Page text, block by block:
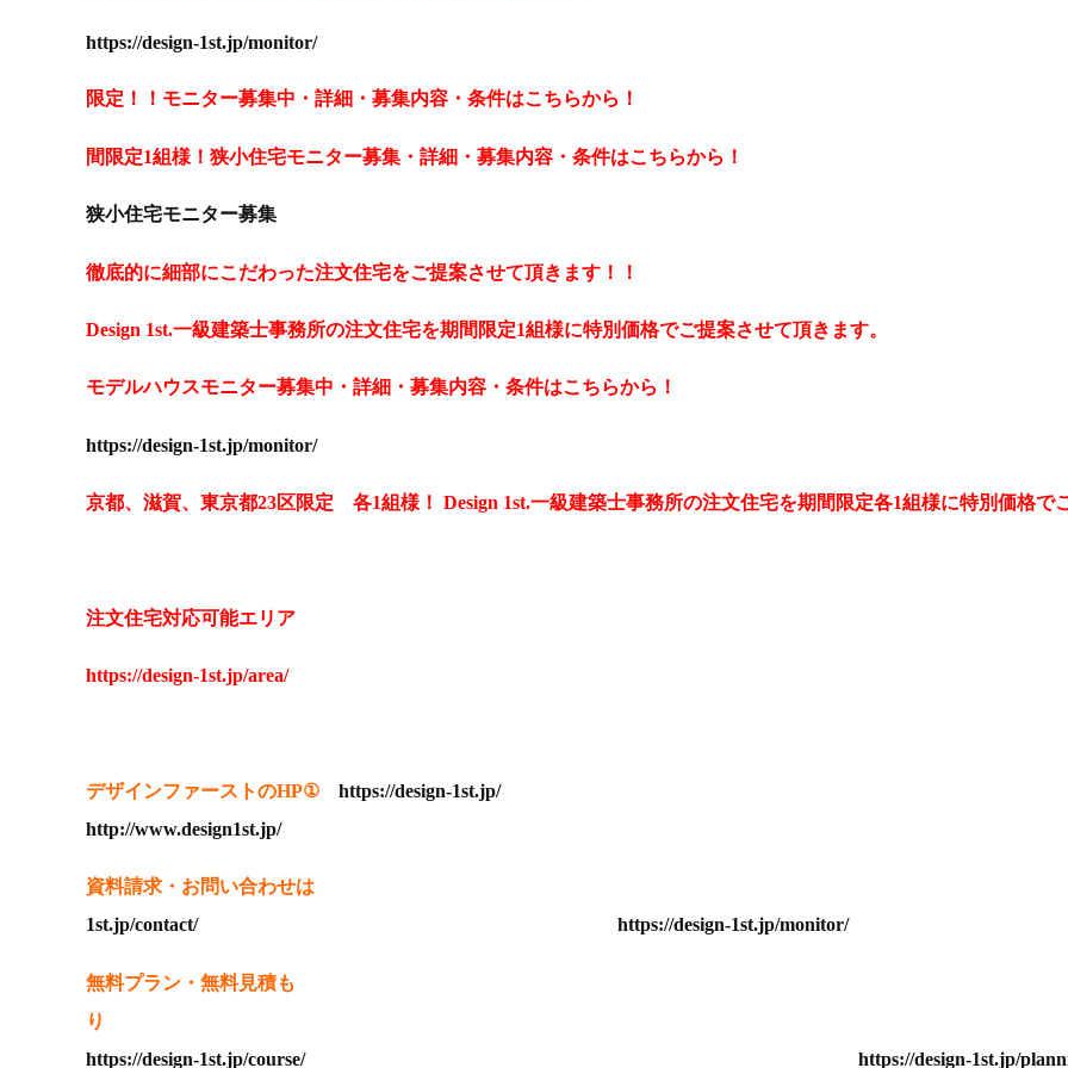
https://design-1st.jp/monitor/
限定！！モニター募集中・詳細・募集内容・条件はこちらから！
間限定1組様！狭小住宅モニター募集・詳細・募集内容・条件はこちらから！
狭小住宅モニター募集
徹底的に細部にこだわった注文住宅をご提案させて頂きます！！
Design 1st.一級建築士事務所の注文住宅を期間限定1組様に特別価格でご提案させて頂きます。
モデルハウスモニター募集中・詳細・募集内容・条件はこちらから！
https://design-1st.jp/monitor/
京都、滋賀、東京都23区限定 各1組様！ Design 1st.一級建築士事務所の注文住宅を期間限定各1組様に特別価格で
注文住宅対応可能エリア
https://design-1st.jp/area/
デザインファーストのHP① https://design-1st.jp/
http://www.design1st.jp/
資料請求・お問い合わせは
1st.jp/contact/
https://design-1st.jp/monitor/
無料プラン・無料見積も
り
https://design-1st.jp/course/
https://design-1st.jp/